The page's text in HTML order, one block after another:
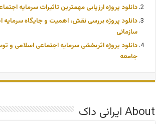
دانلود پروژه ارزیابی مهمترین تاثیرات سرمایه
دانلود پروژه بررسی نقش، اهمیت و جایگاه سرمایه
سازمانی
دانلود پروژه اثربخشی سرمایه اجتماعی اسلامی و
جامعه
About ایرانی داک